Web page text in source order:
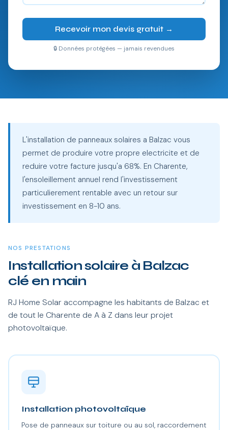
Recevoir mon devis gratuit →
🔒 Données protégées — jamais revendues
L'installation de panneaux solaires a Balzac vous
permet de produire votre propre electricite et de
reduire votre facture jusqu'a 68%. En Charente,
l'ensoleillement annuel rend l'investissement
particulierement rentable avec un retour sur
investissement en 8-10 ans.
NOS PRESTATIONS
Installation solaire à Balzac
clé en main
RJ Home Solar accompagne les habitants de Balzac et
de tout le Charente de A à Z dans leur projet
photovoltaïque.
Installation photovoltaïque
Pose de panneaux sur toiture ou au sol, raccordement